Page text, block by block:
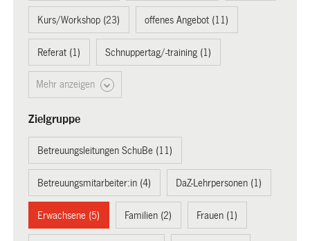
Kurs/Workshop (23) offenes Angebot (11)
Referat (1) Schnuppertag/-training (1)
Mehr anzeigen
Zielgruppe
Betreuungsleitungen SchuBe (11)
Betreuungsmitarbeiter:in (4) DaZ-Lehrpersonen (1)
Erwachsene (5) Familien (2) Frauen (1)